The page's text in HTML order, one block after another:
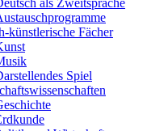
als Zweitsprache
künstlerische Fächer
Spiel